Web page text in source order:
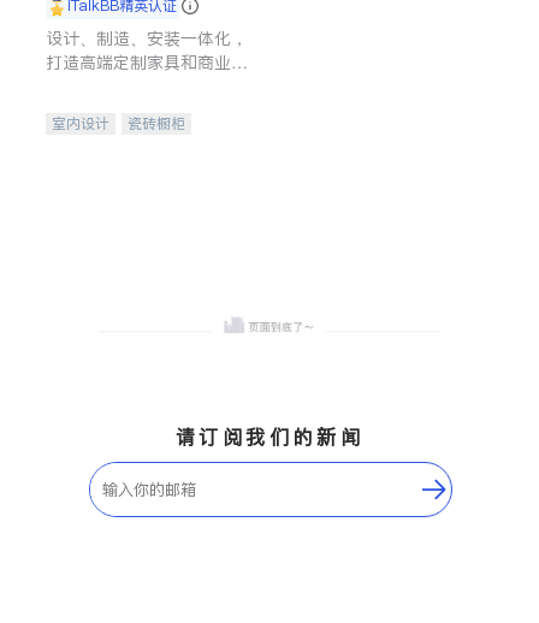
iTalkBB精英认证
设计、制造、安装一体化，
打造高端定制家具和商业空
室内设计
瓷砖橱柜
请订阅我们的新闻